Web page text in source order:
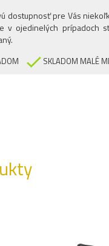
dostupnosť pre Vás
v ojedinelých prípadoch
SKLADOM MALÉ